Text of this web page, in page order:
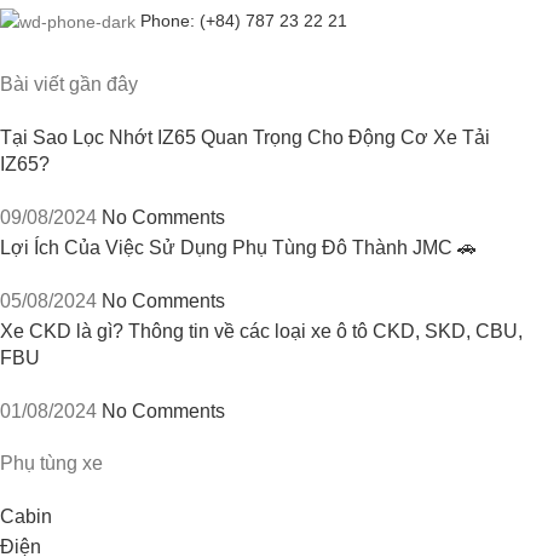
Phone: (+84) 787 23 22 21
Bài viết gần đây
Tại Sao Lọc Nhớt IZ65 Quan Trọng Cho Động Cơ Xe Tải
IZ65?
09/08/2024 No Comments
Lợi Ích Của Việc Sử Dụng Phụ Tùng Đô Thành JMC 🚗
05/08/2024 No Comments
Xe CKD là gì? Thông tin về các loại xe ô tô CKD, SKD, CBU,
FBU
01/08/2024 No Comments
Phụ tùng xe
Cabin
Điện